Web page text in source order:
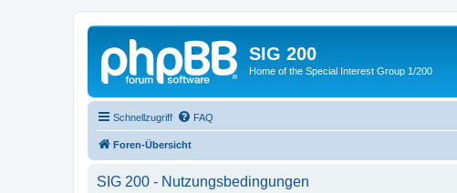
SIG 200
Home of the Special Interest Group 1/200
Schnellzugriff FAQ
Foren-Übersicht
SIG 200 - Nutzungsbedingungen